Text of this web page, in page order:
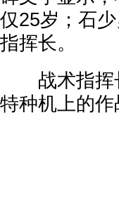
仅25岁；石
指挥长。
战术指挥长
特种机上的作